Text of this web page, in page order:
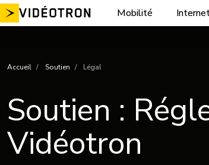
Aller
au
Mobilité
Accueil Soutien Légal
Soutien :
Vidéotron